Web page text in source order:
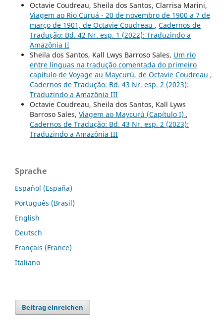
Octavie Coudreau, Sheila dos Santos, Clarrisa Marini,
Viagem ao Rio Curuá - 20 de novembro de 1900 a 7 de
março de 1901, de Octavie Coudreau , Cadernos de
Tradução: Bd. 42 Nr. esp. 1 (2022): Traduzindo a
Amazônia II
Sheila dos Santos, Kall Lwys Barroso Sales, Um rio
entre línguas na tradução comentada do primeiro
capítulo de Voyage au Maycurú, de Octavie Coudreau ,
Cadernos de Tradução: Bd. 43 Nr. esp. 2 (2023):
Traduzindo a Amazônia III
Octavie Coudreau, Sheila dos Santos, Kall Lyws
Barroso Sales, Viagem ao Maycurú (Capítulo I) ,
Cadernos de Tradução: Bd. 43 Nr. esp. 2 (2023):
Traduzindo a Amazônia III
Sprache
Español (España)
Português (Brasil)
English
Deutsch
Français (France)
Italiano
Beitrag einreichen